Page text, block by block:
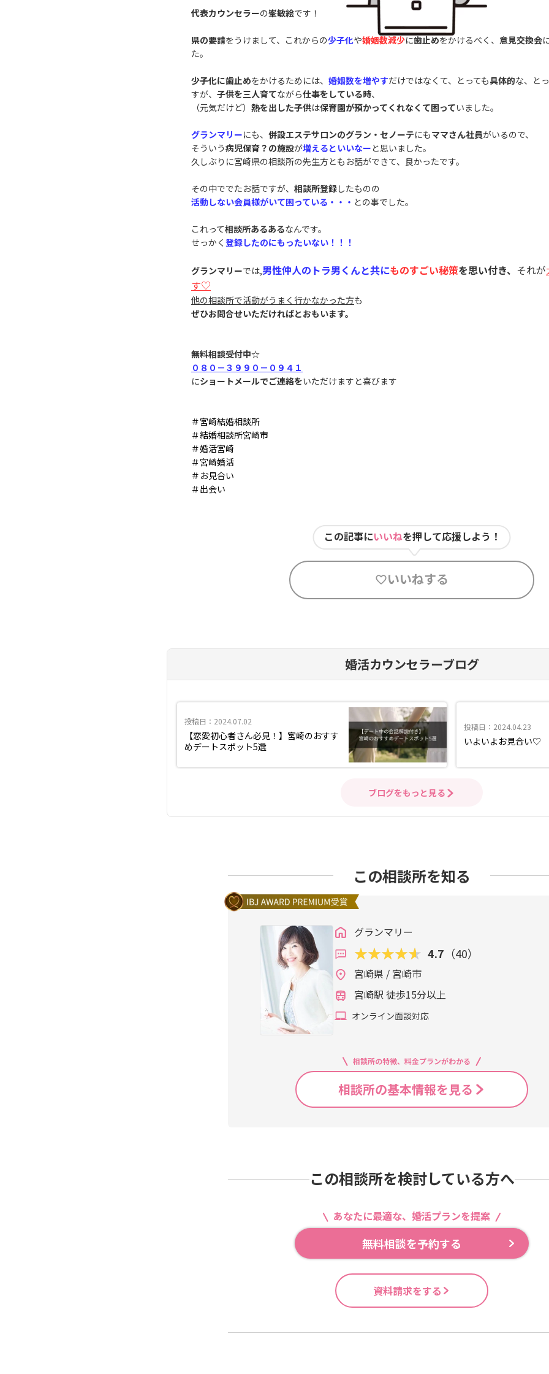
代表カウンセラーの峯敏絵です！
県の要請をうけまして、これからの少子化や婚姻数減少に歯止めをかけるべく、 意見交換会
た。
少子化に歯止めをかけるためには、 婚姻数を増やすだけではなくて、とっても具体的な、と
すが、 子供を三人育てながら仕事をしている時、
（元気だけど） 熱を出した子供は保育園が預かってくれなくて困っていました。
グランマリーにも、 併設エステサロンのグラン・セノーテにもママさん社員がいるので、
そういう病児保育？の施設が増えるといいなーと思いました。
久しぶりに宮崎県の相談所の先生方ともお話ができて、良かったです。
その中ででたお話ですが、 相談所登録したものの
活動しない会員様がいて困っている・・・ との事でした。
これって相談所あるあるなんです。
せっかく 登録したのにもったいない！！！
グランマリーでは,男性仲人のトラ男くんと共にものすごい秘策を思い付き、 それが
す♡
他の相談所で活動がうまく行かなかった方も
ぜひお問合せいただければとおもいます。
無料相談受付中☆
０８０－３９９０－０９４１
にショートメールでご連絡をいただけますと喜びます
＃宮崎結婚相談所
＃結婚相談所宮崎市
＃婚活宮崎
＃宮崎婚活
＃お見合い
＃出会い
この記事にいいねを押して応援しよう！
いいねする
婚活カウンセラーブログ
投稿日：2024.07.02
【恋愛初心者さん必見！】宮崎のおすす
めデートスポット5選
投稿日：2024.04.23
いよいよお見合い♡
ブログをもっと見る
この相談所を知る
グランマリー
4.7 （40）
宮崎県 / 宮崎市
宮崎駅 徒歩15分以上
オンライン面談対応
相談所の特徴、料金プランがわかる
相談所の基本情報を見る
この相談所を検討している方へ
あなたに最適な、婚活プランを提案
無料相談を予約する
資料請求をする